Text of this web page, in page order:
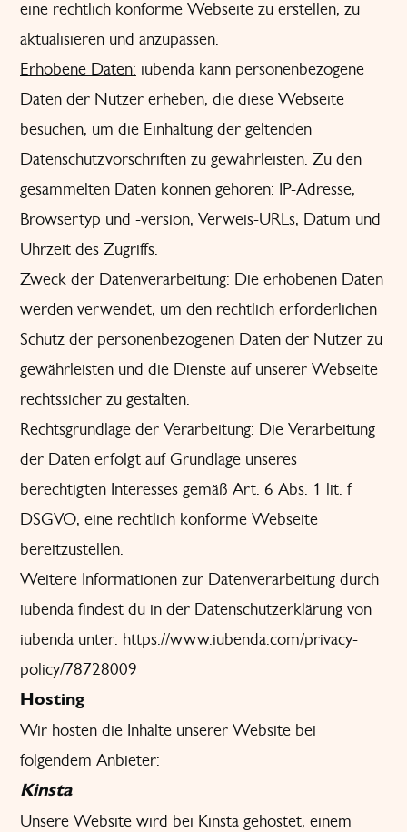
eine rechtlich konforme Webseite zu erstellen, zu
aktualisieren und anzupassen.
Erhobene Daten: iubenda kann personenbezogene
Daten der Nutzer erheben, die diese Webseite
besuchen, um die Einhaltung der geltenden
Datenschutzvorschriften zu gewährleisten. Zu den
gesammelten Daten können gehören: IP-Adresse,
Browsertyp und -version, Verweis-URLs, Datum und
Uhrzeit des Zugriffs.
Zweck der Datenverarbeitung: Die erhobenen Daten
werden verwendet, um den rechtlich erforderlichen
Schutz der personenbezogenen Daten der Nutzer zu
gewährleisten und die Dienste auf unserer Webseite
rechtssicher zu gestalten.
Rechtsgrundlage der Verarbeitung: Die Verarbeitung
der Daten erfolgt auf Grundlage unseres
berechtigten Interesses gemäß Art. 6 Abs. 1 lit. f
DSGVO, eine rechtlich konforme Webseite
bereitzustellen.
Weitere Informationen zur Datenverarbeitung durch
iubenda findest du in der Datenschutzerklärung von
iubenda unter: https://www.iubenda.com/privacy-
policy/78728009
Hosting
Wir hosten die Inhalte unserer Website bei
folgendem Anbieter:
Kinsta
Unsere Website wird bei Kinsta gehostet, einem